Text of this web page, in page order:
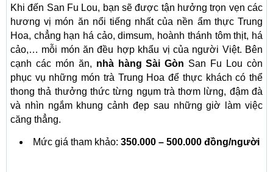
Khi đến San Fu Lou, bạn sẽ được tận hưởng trọn vẹn các
hương vị món ăn nổi tiếng nhất của nền ẩm thực Trung
Hoa, chẳng hạn há cảo, dimsum, hoành thánh tôm thịt, há
cảo,… mỗi món ăn đều hợp khẩu vị của người Việt. Bên
cạnh các món ăn, nhà hàng Sài Gòn San Fu Lou còn
phục vụ những món trà Trung Hoa để thực khách có thể
thong thả thưởng thức từng ngụm trà thơm lừng, đậm đà
và nhìn ngắm khung cảnh đẹp sau những giờ làm việc
căng thẳng.
Mức giá tham khảo: 350.000 – 500.000 đồng/người